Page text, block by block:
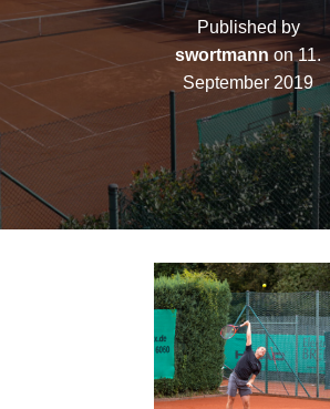
M
S
H
A
L
T
E
N
Published by
swortmann on11.
September 2019